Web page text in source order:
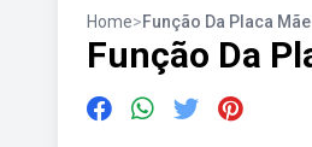
Home>Função Da Placa Mãe
Função Da